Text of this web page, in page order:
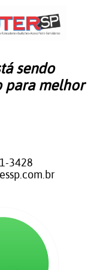
3428
sendo
para melhor